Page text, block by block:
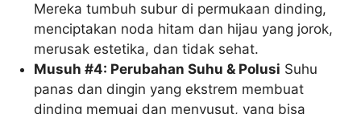
Mereka tumbuh subur di permukaan dinding,
menciptakan noda hitam dan hijau yang jorok,
merusak estetika, dan tidak sehat.
Musuh #4: Perubahan Suhu & Polusi Suhu
panas dan dingin yang ekstrem membuat
dinding memuai dan menyusut, yang bisa